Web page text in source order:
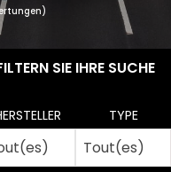
SIE IHRE SUCHE
TYPE